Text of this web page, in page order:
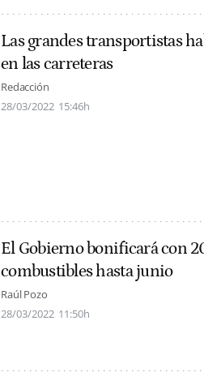
Las grandes transportistas
en las carreteras
Redacción
28/03/2022 15:46h
El Gobierno bonificará con
combustibles hasta junio
Raúl Pozo
28/03/2022 11:50h